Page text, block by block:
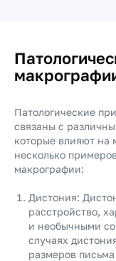
Патологические
связаны с
которые влияют на
несколько
макрографии:
Дистония:
расстройство,
и необычными
случаях
размеров